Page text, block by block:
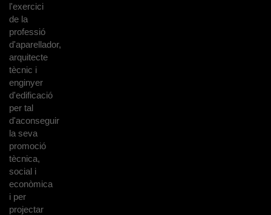
l'exercici
de la
professió
d'aparellador,
arquitecte
tècnic i
enginyer
d'edificació
per tal
d'aconseguir
la seva
promoció
tècnica,
social i
econòmica
i per
projectar